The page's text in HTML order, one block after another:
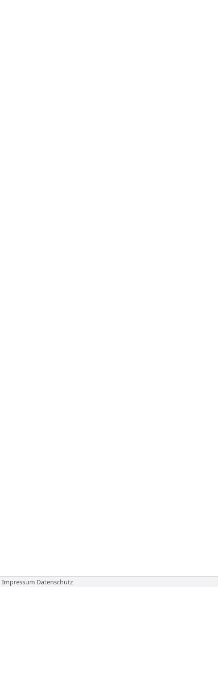
Impressum Datenschutz